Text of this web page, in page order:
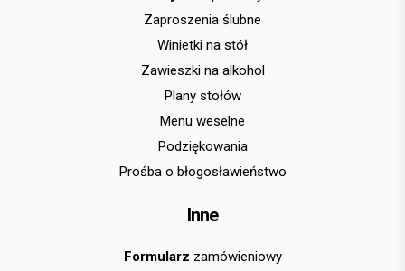
Zaproszenia ślubne
Winietki na stół
Zawieszki na alkohol
Plany stołów
Menu weselne
Podziękowania
Prośba o błogosławieństwo
Inne
Formularz zamówieniowy